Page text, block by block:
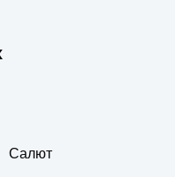
Салют